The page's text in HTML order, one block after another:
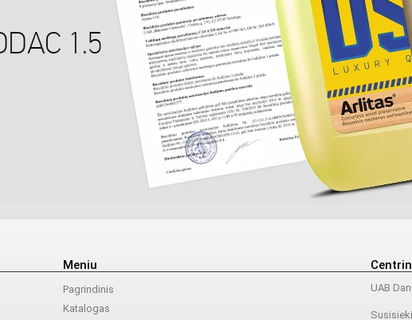
Meniu
Pagrindinis
Katalogas
UAB